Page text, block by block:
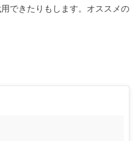
できたりもします。オススメの